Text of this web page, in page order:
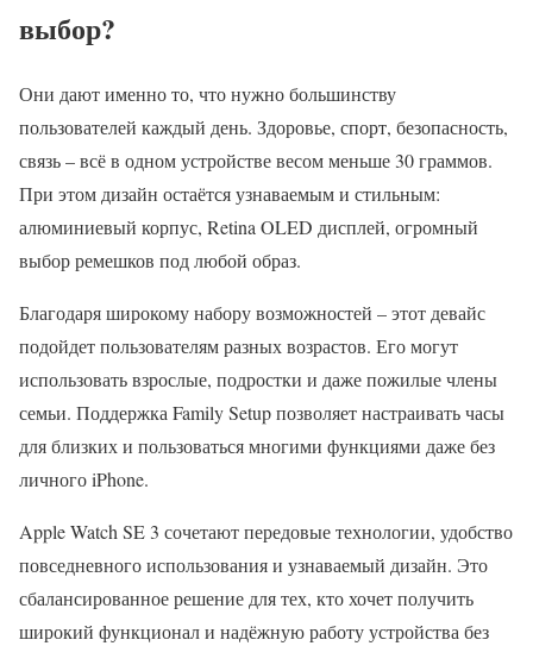
выбор?
Они дают именно то, что нужно большинству
пользователей каждый день. Здоровье, спорт, безопасность,
связь – всё в одном устройстве весом меньше 30 граммов.
При этом дизайн остаётся узнаваемым и стильным:
алюминиевый корпус, Retina OLED дисплей, огромный
выбор ремешков под любой образ.
Благодаря широкому набору возможностей – этот девайс
подойдет пользователям разных возрастов. Его могут
использовать взрослые, подростки и даже пожилые члены
семьи. Поддержка Family Setup позволяет настраивать часы
для близких и пользоваться многими функциями даже без
личного iPhone.
Apple Watch SE 3 сочетают передовые технологии, удобство
повседневного использования и узнаваемый дизайн. Это
сбалансированное решение для тех, кто хочет получить
широкий функционал и надёжную работу устройства без